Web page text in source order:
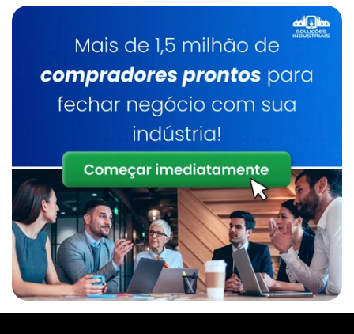
Empresa De Manipulador A Vácuo Para
Manipulador De Sacos Comprar
Empresa De Manipulador De Alta Rigidez
Manipulador De Sacos Em Sp
Empresa De Manipulador De Alta Rigidez Sp
Manipulador De Tambores
Empresa De Manipulador De Sacos
Manipulador De Tambores Sp